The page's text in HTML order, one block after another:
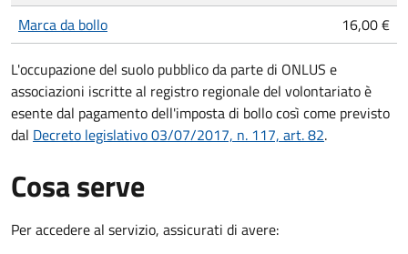
Marca da bollo
16,00 €
L'occupazione del suolo pubblico da parte di ONLUS e
associazioni iscritte al registro regionale del volontariato è
esente dal pagamento dell'imposta di bollo così come previsto
dal Decreto legislativo 03/07/2017, n. 117, art. 82.
Cosa serve
Per accedere al servizio, assicurati di avere: